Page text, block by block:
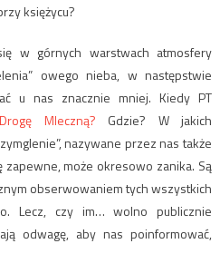
księżycu?
w górnych warstwach atmosfery
owego nieba, w następstwie
u nas znacznie mniej. Kiedy PT
Drogę Mleczną? Gdzie? W jakich
nazywane przez nas także
zapewne, może okresowo zanika. Są
obserwowaniem tych wszystkich
Lecz, czy im… wolno publicznie
odwagę, aby nas poinformować,